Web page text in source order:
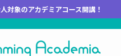
対象のアカデミアコース開講！